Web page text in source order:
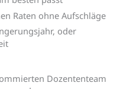
Raten ohne Aufschläge
oder
Dozententeam